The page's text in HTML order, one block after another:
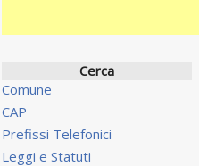
Cerca
Comune
CAP
Prefissi Telefonici
Leggi e Statuti